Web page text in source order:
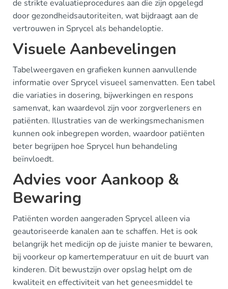
de strikte evaluatieprocedures aan die zijn opgelegd
door gezondheidsautoriteiten, wat bijdraagt aan de
vertrouwen in Sprycel als behandeloptie.
Visuele Aanbevelingen
Tabelweergaven en grafieken kunnen aanvullende
informatie over Sprycel visueel samenvatten. Een tabel
die variaties in dosering, bijwerkingen en respons
samenvat, kan waardevol zijn voor zorgverleners en
patiënten. Illustraties van de werkingsmechanismen
kunnen ook inbegrepen worden, waardoor patiënten
beter begrijpen hoe Sprycel hun behandeling
beïnvloedt.
Advies voor Aankoop &
Bewaring
Patiënten worden aangeraden Sprycel alleen via
geautoriseerde kanalen aan te schaffen. Het is ook
belangrijk het medicijn op de juiste manier te bewaren,
bij voorkeur op kamertemperatuur en uit de buurt van
kinderen. Dit bewustzijn over opslag helpt om de
kwaliteit en effectiviteit van het geneesmiddel te